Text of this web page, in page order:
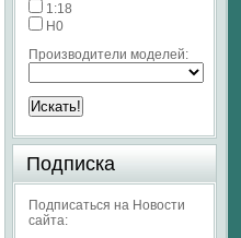
1:18
H0
Производители моделей:
Подписка
Подписаться на Новости
сайта: